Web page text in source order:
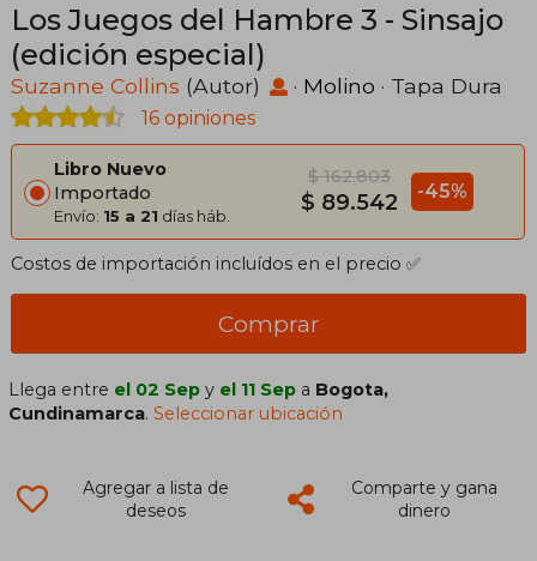
Los Juegos del Hambre 3 - Sinsajo
(edición especial)
Suzanne Collins (Autor) · Molino · Tapa Dura
16 opiniones
Libro Nuevo
Importado
Envío: 15 a 21 días háb.
$ 162.803
$ 89.542 -45%
Costos de importación incluídos en el precio ✅
Comprar
Llega entre el 02 Sep y el 11 Sep a Bogota,
Cundinamarca.Seleccionar ubicación
Agregar a lista de
deseos
Comparte y gana
dinero